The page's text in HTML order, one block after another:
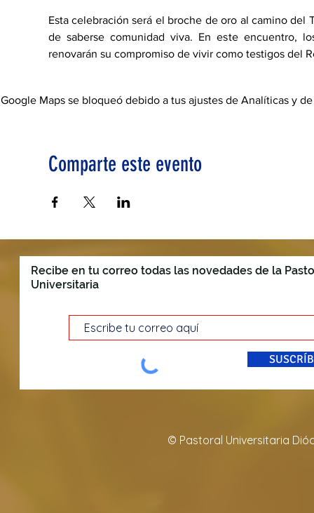
Esta celebración será el broche de oro al camino
de saberse comunidad viva. En este encuentro,
renovarán su compromiso de vivir como testigos del
Google Maps se bloqueó debido a tus ajustes de Analíticas y
Comparte este evento
Recibe en tu correo todas las novedades de la
Universitaria
© Pastoral Universitaria